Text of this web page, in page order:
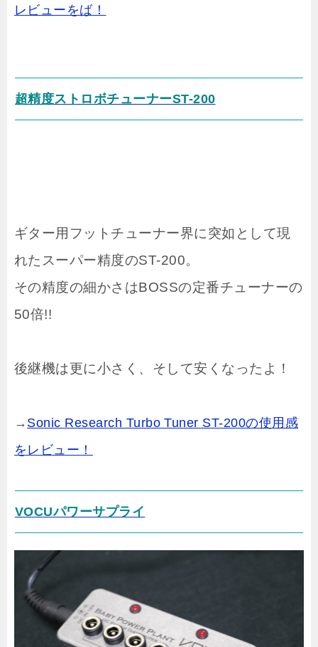
レビューをば！
超精度ストロボチューナーST-200
ギター用フットチューナー界に突如として現
れたスーパー精度のST-200。
その精度の細かさはBOSSの定番チューナーの
50倍!!
後継機は更に小さく、そして安くなったよ！
→ Sonic Research Turbo Tuner ST-200の使用感
をレビュー！
VOCUパワーサプライ